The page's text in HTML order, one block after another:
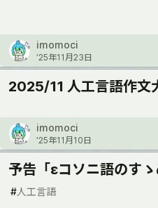
imomoci
’25年11月23日
2025/11 人工言語作文
imomoci
’25年11月10日
予告「εコソニ語のすゝ
#人工言語